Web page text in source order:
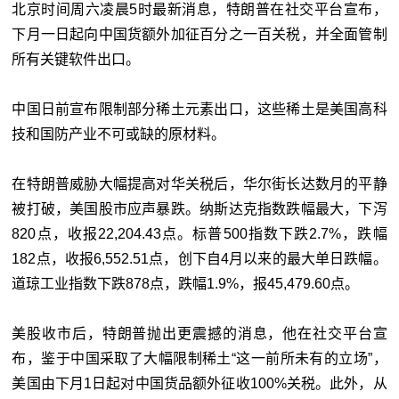
北京时间周六凌晨5时最新消息，特朗普在社交平台宣布，
下月一日起向中国货额外加征百分之一百关税，并全面管制
所有关键软件出口。
中国日前宣布限制部分稀土元素出口，这些稀土是美国高科
技和国防产业不可或缺的原材料。
在特朗普威胁大幅提高对华关税后，华尔街长达数月的平静
被打破，美国股市应声暴跌。纳斯达克指数跌幅最大，下泻
820点，收报22,204.43点。标普500指数下跌2.7%，跌幅
182点，收报6,552.51点，创下自4月以来的最大单日跌幅。
道琼工业指数下跌878点，跌幅1.9%，报45,479.60点。
美股收市后，特朗普抛出更震撼的消息，他在社交平台宣
布，鉴于中国采取了大幅限制稀土“这一前所未有的立场”，
美国由下月1日起对中国货品额外征收100%关税。此外，从